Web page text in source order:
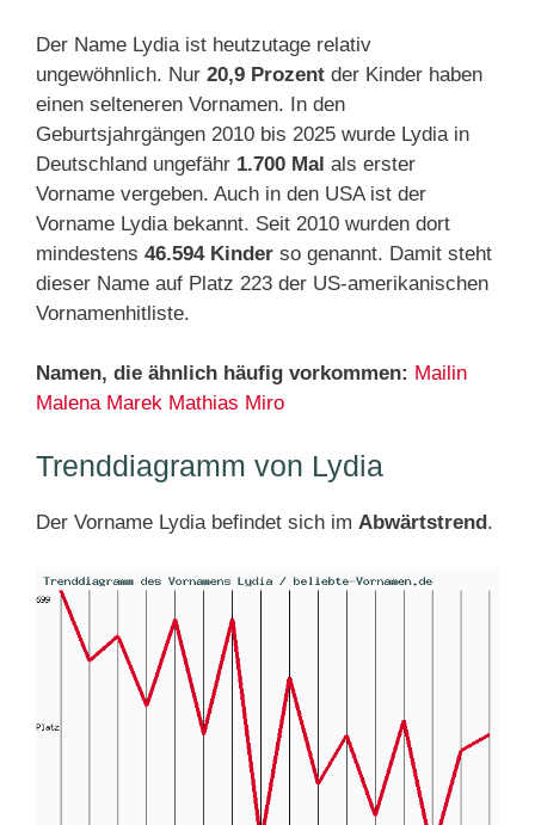
Der Name Lydia ist heutzutage relativ
ungewöhnlich. Nur 20,9 Prozent der Kinder haben
einen selteneren Vornamen. In den
Geburtsjahrgängen 2010 bis 2025 wurde Lydia in
Deutschland ungefähr 1.700 Mal als erster
Vorname vergeben. Auch in den USA ist der
Vorname Lydia bekannt. Seit 2010 wurden dort
mindestens 46.594 Kinder so genannt. Damit steht
dieser Name auf Platz 223 der US-amerikanischen
Vornamenhitliste.
Namen, die ähnlich häufig vorkommen: Mailin
Malena Marek Mathias Miro
Trenddiagramm von Lydia
Der Vorname Lydia befindet sich im Abwärtstrend.